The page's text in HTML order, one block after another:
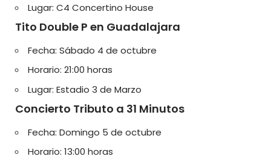
Lugar: C4 Concertino House
Tito Double P en Guadalajara
Fecha: Sábado 4 de octubre
Horario: 21:00 horas
Lugar: Estadio 3 de Marzo
Concierto Tributo a 31 Minutos
Fecha: Domingo 5 de octubre
Horario: 13:00 horas